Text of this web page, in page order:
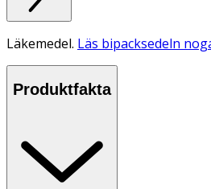
Läkemedel. Läs bipacksedeln
Produktfakta